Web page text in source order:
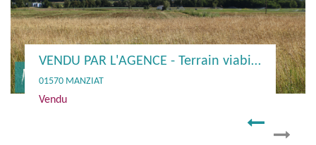
Terrain Macon 486 m² viabilisé
71000 MACON
59 500 €